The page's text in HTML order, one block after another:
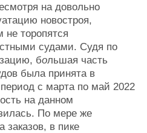
на довольно
новостроя,
торопятся
судами. Судя по
большая часть
была принята в
с марта по май 2022
на данном
По мере же
заказов, в пике